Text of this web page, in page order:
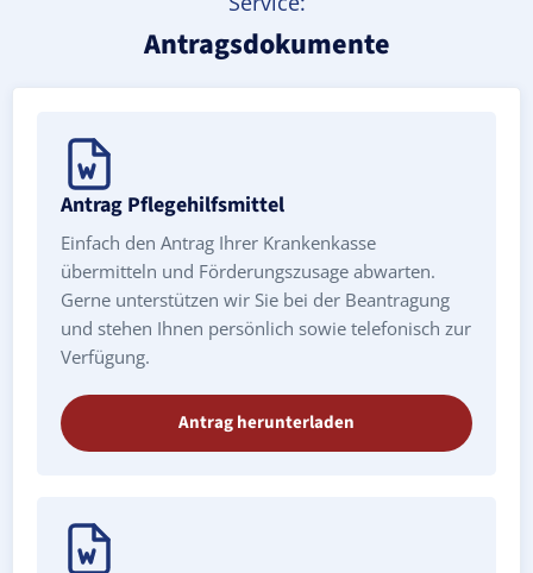
Antragsdokumente
Antrag Pflegehilfsmittel
Einfach den Antrag Ihrer Krankenkasse
übermitteln und Förderungszusage abwarten.
Gerne unterstützen wir Sie bei der Beantragung
und stehen Ihnen persönlich sowie telefonisch zur
Verfügung.
Antrag herunterladen